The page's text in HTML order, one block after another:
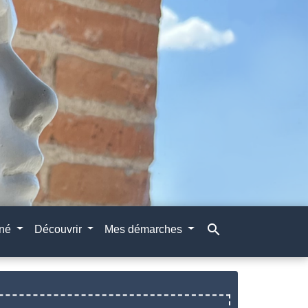
Découvrir Mes démarches search